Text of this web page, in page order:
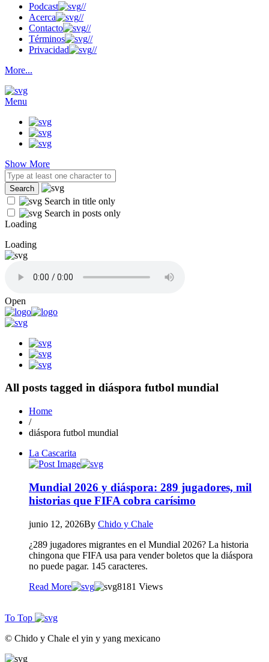
Podcast
//
Acerca
//
Contacto
//
Términos
//
Privacidad
//
More...
Menu
Show More
Search in title only
Search in posts only
Loading
Loading
Open
All posts tagged in diáspora futbol mundial
Home
/
diáspora futbol mundial
La Cascarita
Mundial 2026 y diáspora: 289 jugadores, mil
historias que FIFA cobra carísimo
junio 12, 2026By Chido y Chale
¿289 jugadores migrantes en el Mundial 2026? La historia
chingona que FIFA usa para vender boletos que la diáspora
no puede pagar. 145 caracteres.
Read More
8181 Views
To Top
© Chido y Chale el yin y yang mexicano